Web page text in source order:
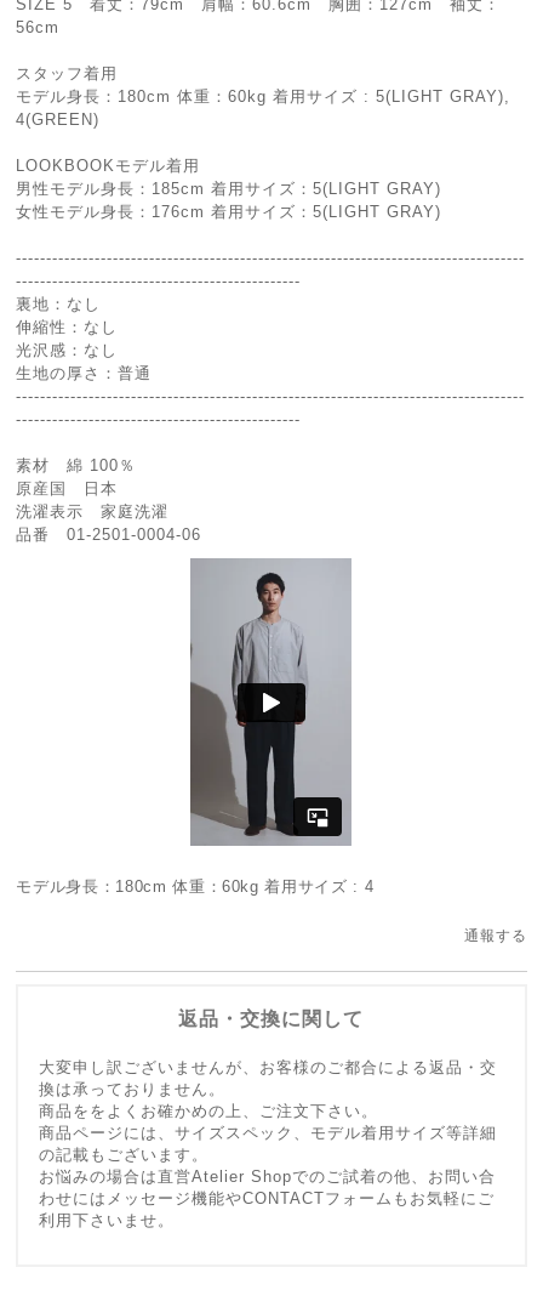
SIZE 5 着丈：79cm 肩幅：60.6cm 胸囲：127cm 袖丈：
56cm
スタッフ着用
モデル身長：180cm 体重：60kg 着用サイズ : 5(LIGHT GRAY),
4(GREEN)
LOOKBOOKモデル着用
男性モデル身長：185cm 着用サイズ：5(LIGHT GRAY)
女性モデル身長：176cm 着用サイズ：5(LIGHT GRAY)
------------------------------------------------------------------------------------
-----------------------------------------------
裏地：なし
伸縮性：なし
光沢感：なし
生地の厚さ：普通
------------------------------------------------------------------------------------
-----------------------------------------------
素材 綿 100％
原産国 日本
洗濯表示 家庭洗濯
品番 01-2501-0004-06
モデル身長：180cm 体重：60kg 着用サイズ : 4
通報する
返品・交換に関して
大変申し訳ございませんが、お客様のご都合による返品・交
換は承っておりません。
商品ををよくお確かめの上、ご注文下さい。
商品ページには、サイズスペック、モデル着用サイズ等詳細
の記載もございます。
お悩みの場合は直営Atelier Shopでのご試着の他、お問い合
わせにはメッセージ機能やCONTACTフォームもお気軽にご
利用下さいませ。